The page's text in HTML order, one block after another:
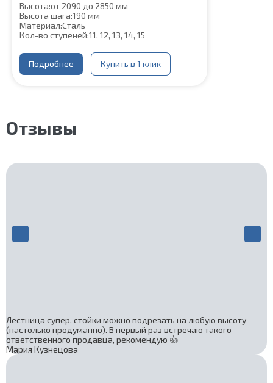
Высота:от 2090 до 2850 мм
Высота шага:190 мм
Материал:Сталь
Кол-во ступеней:11, 12, 13, 14, 15
Подробнее Купить в 1 клик
Отзывы
Лестница супер, стойки можно подрезать на любую высоту
(настолько продуманно). В первый раз встречаю такого
ответственного продавца, рекомендую 👍
Мария Кузнецова